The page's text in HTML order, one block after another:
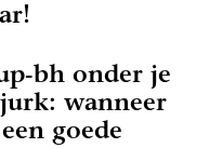
bh onder je
wanneer
goede